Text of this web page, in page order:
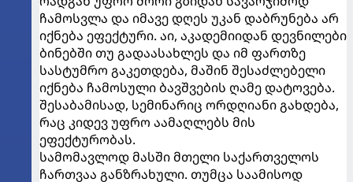
ჩამოსვლა და იმავე დღეს უკან დაბრუნება არ
იქნება ეფექტური. აი, აკადემიიდან დევნილები
ბინებში თუ გადაასახლეს და იმ ფართზე
სასტუმრო გაკეთდება, მაშინ შესაძლებელი
იქნება ჩამოსული ბავშვების ღამე დატოვება.
შესაბამისად, სემინარიც ორდღიანი გახდება,
რაც კიდევ უფრო აამაღლებს მის
ეფექტურობას.
სამომავლოდ მასში მთელი საქართველოს
ჩართვაა განზრახული. თუმცა საამისოდ